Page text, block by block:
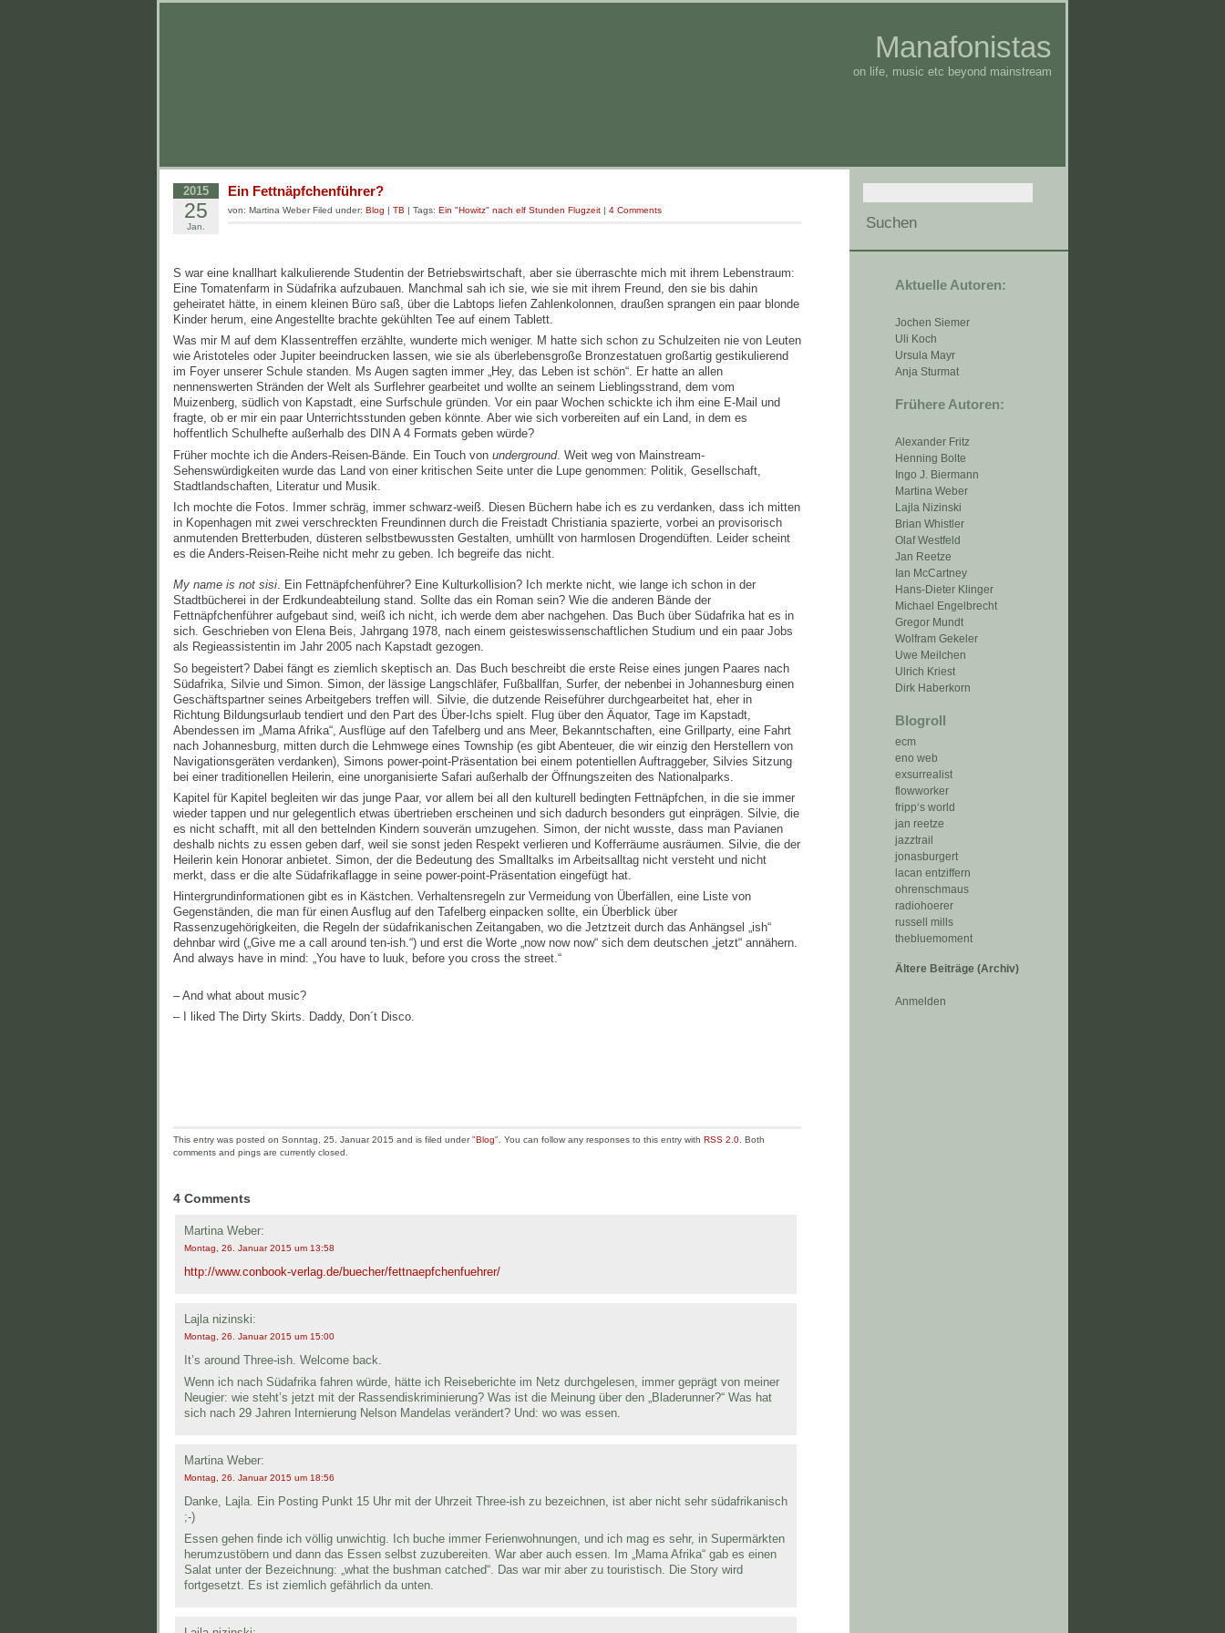
Manafonistas
on life, music etc beyond mainstream
Aktuelle Autoren:
Jochen Siemer
Uli Koch
Ursula Mayr
Anja Sturmat
Frühere Autoren:
Alexander Fritz
Henning Bolte
Ingo J. Biermann
Martina Weber
Lajla Nizinski
Brian Whistler
Olaf Westfeld
Jan Reetze
Ian McCartney
Hans-Dieter Klinger
Michael Engelbrecht
Gregor Mundt
Wolfram Gekeler
Uwe Meilchen
Ulrich Kriest
Dirk Haberkorn
Blogroll
ecm
eno web
exsurrealist
flowworker
fripp‘s world
jan reetze
jazztrail
jonasburgert
lacan entziffern
ohrenschmaus
radiohoerer
russell mills
thebluemoment
Ältere Beiträge (Archiv)
Anmelden
2015
25
Jan.
Ein Fettnäpfchenführer?
von: Martina Weber Filed under: Blog | TB | Tags: Ein "Howitz" nach elf Stunden Flugzeit | 4 Comments
S war eine knallhart kalkulierende Studentin der Betriebswirtschaft, aber sie überraschte mich mit ihrem Lebenstraum:
Eine Tomatenfarm in Südafrika aufzubauen. Manchmal sah ich sie, wie sie mit ihrem Freund, den sie bis dahin
geheiratet hätte, in einem kleinen Büro saß, über die Labtops liefen Zahlenkolonnen, draußen sprangen ein paar blonde
Kinder herum, eine Angestellte brachte gekühlten Tee auf einem Tablett.
Was mir M auf dem Klassentreffen erzählte, wunderte mich weniger. M hatte sich schon zu Schulzeiten nie von Leuten
wie Aristoteles oder Jupiter beeindrucken lassen, wie sie als überlebensgroße Bronzestatuen großartig gestikulierend
im Foyer unserer Schule standen. Ms Augen sagten immer „Hey, das Leben ist schön“. Er hatte an allen
nennenswerten Stränden der Welt als Surflehrer gearbeitet und wollte an seinem Lieblingsstrand, dem vom
Muizenberg, südlich von Kapstadt, eine Surfschule gründen. Vor ein paar Wochen schickte ich ihm eine E-Mail und
fragte, ob er mir ein paar Unterrichtsstunden geben könnte. Aber wie sich vorbereiten auf ein Land, in dem es
hoffentlich Schulhefte außerhalb des DIN A 4 Formats geben würde?
Früher mochte ich die Anders-Reisen-Bände. Ein Touch von underground. Weit weg von Mainstream-
Sehenswürdigkeiten wurde das Land von einer kritischen Seite unter die Lupe genommen: Politik, Gesellschaft,
Stadtlandschaften, Literatur und Musik.
Ich mochte die Fotos. Immer schräg, immer schwarz-weiß. Diesen Büchern habe ich es zu verdanken, dass ich mitten
in Kopenhagen mit zwei verschreckten Freundinnen durch die Freistadt Christiania spazierte, vorbei an provisorisch
anmutenden Bretterbuden, düsteren selbstbewussten Gestalten, umhüllt von harmlosen Drogendüften. Leider scheint
es die Anders-Reisen-Reihe nicht mehr zu geben. Ich begreife das nicht.
My name is not sisi. Ein Fettnäpfchenführer? Eine Kulturkollision? Ich merkte nicht, wie lange ich schon in der
Stadtbücherei in der Erdkundeabteilung stand. Sollte das ein Roman sein? Wie die anderen Bände der
Fettnäpfchenführer aufgebaut sind, weiß ich nicht, ich werde dem aber nachgehen. Das Buch über Südafrika hat es in
sich. Geschrieben von Elena Beis, Jahrgang 1978, nach einem geisteswissenschaftlichen Studium und ein paar Jobs
als Regieassistentin im Jahr 2005 nach Kapstadt gezogen.
So begeistert? Dabei fängt es ziemlich skeptisch an. Das Buch beschreibt die erste Reise eines jungen Paares nach
Südafrika, Silvie und Simon. Simon, der lässige Langschläfer, Fußballfan, Surfer, der nebenbei in Johannesburg einen
Geschäftspartner seines Arbeitgebers treffen will. Silvie, die dutzende Reiseführer durchgearbeitet hat, eher in
Richtung Bildungsurlaub tendiert und den Part des Über-Ichs spielt. Flug über den Äquator, Tage im Kapstadt,
Abendessen im „Mama Afrika“, Ausflüge auf den Tafelberg und ans Meer, Bekanntschaften, eine Grillparty, eine Fahrt
nach Johannesburg, mitten durch die Lehmwege eines Township (es gibt Abenteuer, die wir einzig den Herstellern von
Navigationsgeräten verdanken), Simons power-point-Präsentation bei einem potentiellen Auftraggeber, Silvies Sitzung
bei einer traditionellen Heilerin, eine unorganisierte Safari außerhalb der Öffnungszeiten des Nationalparks.
Kapitel für Kapitel begleiten wir das junge Paar, vor allem bei all den kulturell bedingten Fettnäpfchen, in die sie immer
wieder tappen und nur gelegentlich etwas übertrieben erscheinen und sich dadurch besonders gut einprägen. Silvie, die
es nicht schafft, mit all den bettelnden Kindern souverän umzugehen. Simon, der nicht wusste, dass man Pavianen
deshalb nichts zu essen geben darf, weil sie sonst jeden Respekt verlieren und Kofferräume ausräumen. Silvie, die der
Heilerin kein Honorar anbietet. Simon, der die Bedeutung des Smalltalks im Arbeitsalltag nicht versteht und nicht
merkt, dass er die alte Südafrikaflagge in seine power-point-Präsentation eingefügt hat.
Hintergrundinformationen gibt es in Kästchen. Verhaltensregeln zur Vermeidung von Überfällen, eine Liste von
Gegenständen, die man für einen Ausflug auf den Tafelberg einpacken sollte, ein Überblick über
Rassenzugehörigkeiten, die Regeln der südafrikanischen Zeitangaben, wo die Jetztzeit durch das Anhängsel „ish“
dehnbar wird („Give me a call around ten-ish.“) und erst die Worte „now now now“ sich dem deutschen „jetzt“ annähern.
And always have in mind: „You have to luuk, before you cross the street.“
– And what about music?
– I liked The Dirty Skirts. Daddy, Don´t Disco.
This entry was posted on Sonntag, 25. Januar 2015 and is filed under "Blog". You can follow any responses to this entry with RSS 2.0 . Both
comments and pings are currently closed.
4 Comments
Martina Weber:
Montag, 26. Januar 2015 um 13:58
http://www.conbook-verlag.de/buecher/fettnaepfchenfuehrer/
Lajla nizinski:
Montag, 26. Januar 2015 um 15:00
It’s around Three-ish. Welcome back.
Wenn ich nach Südafrika fahren würde, hätte ich Reiseberichte im Netz durchgelesen, immer geprägt von meiner
Neugier: wie steht’s jetzt mit der Rassendiskriminierung? Was ist die Meinung über den „Bladerunner?“ Was hat
sich nach 29 Jahren Internierung Nelson Mandelas verändert? Und: wo was essen.
Martina Weber:
Montag, 26. Januar 2015 um 18:56
Danke, Lajla. Ein Posting Punkt 15 Uhr mit der Uhrzeit Three-ish zu bezeichnen, ist aber nicht sehr südafrikanisch
;-)
Essen gehen finde ich völlig unwichtig. Ich buche immer Ferienwohnungen, und ich mag es sehr, in Supermärkten
herumzustöbern und dann das Essen selbst zuzubereiten. War aber auch essen. Im „Mama Afrika“ gab es einen
Salat unter der Bezeichnung: „what the bushman catched“. Das war mir aber zu touristisch. Die Story wird
fortgesetzt. Es ist ziemlich gefährlich da unten.